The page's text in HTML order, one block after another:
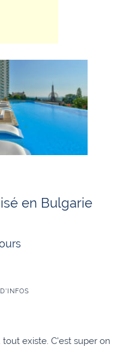
en Bulgarie
existe. C'est super on